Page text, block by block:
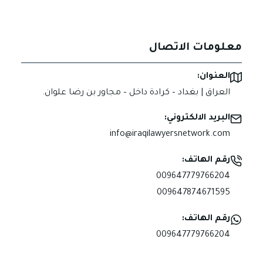
معلومات الاتصال
العنوان:
العراق | بغداد – كرادة داخل – مجاور بن رضا علوان.
البريد الالكتروني:
info@iraqilawyersnetwork.com
رقم الهاتف:
009647779766204
009647874671595
رقم الهاتف:
009647779766204